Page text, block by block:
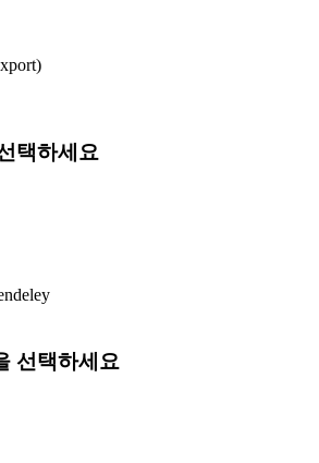
택하세요
선택하세요